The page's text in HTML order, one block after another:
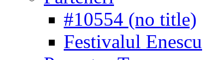
#10554 (no title)
Festivalul Enescu